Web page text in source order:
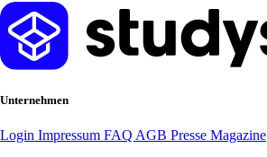
Unternehmen
Login Impressum FAQ AGB Presse Magazine